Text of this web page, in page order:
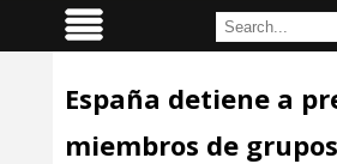
España detiene a
miembros de grupos